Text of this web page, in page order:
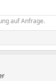
auf Anfrage.